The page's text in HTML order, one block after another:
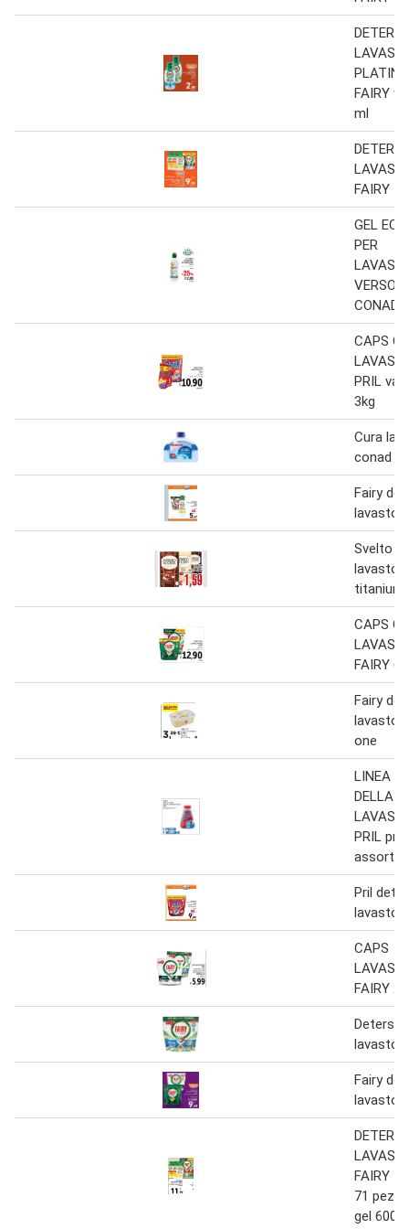
FAIRY
ml
FAIRY
GEL
PER
VERSO
CONAD
CAPS O
PRIL
3kg
Cura
conad
Fairy
Svelto
titanium
CAPS O
FAIRY
Fairy
one
LINEA
DELLA
PRIL
assortiti
Pril
CAPS
FAIRY 2
Fairy
FAIRY
71
gel 600